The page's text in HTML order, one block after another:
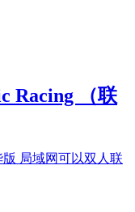
Racing （联